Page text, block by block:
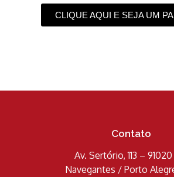
CLIQUE AQUI E SEJA UM
Contato
Av. Sertório, 113 – 91020
Navegantes / Porto